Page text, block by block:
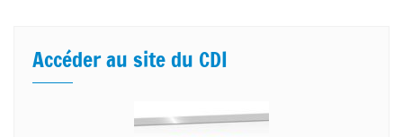
Accéder au site du CDI